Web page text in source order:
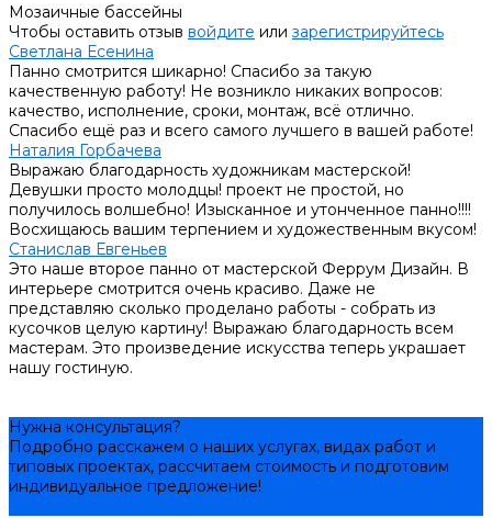
Мозаичные бассейны
Чтобы оставить отзыв войдите или зарегистрируйтесь
Светлана Есенина
Панно смотрится шикарно! Спасибо за такую
качественную работу! Не возникло никаких вопросов:
качество, исполнение, сроки, монтаж, всё отлично.
Спасибо ещё раз и всего самого лучшего в вашей работе!
Наталия Горбачева
Выражаю благодарность художникам мастерской!
Девушки просто молодцы! проект не простой, но
получилось волшебно! Изысканное и утонченное панно!!!!
Восхищаюсь вашим терпением и художественным вкусом!
Станислав Евгеньев
Это наше второе панно от мастерской Феррум Дизайн. В
интерьере смотрится очень красиво. Даже не
представляю сколько проделано работы - собрать из
кусочков целую картину! Выражаю благодарность всем
мастерам. Это произведение искусства теперь украшает
нашу гостиную.
Нужна консультация?
Подробно расскажем о наших услугах, видах работ и
типовых проектах, рассчитаем стоимость и подготовим
индивидуальное предложение!